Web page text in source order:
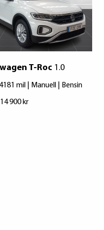
T-Roc 1.0
mil | Manuell | Bensin
900 kr